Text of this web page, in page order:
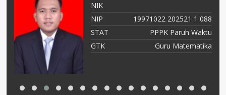
NIK
NIP
19971022 202521 1 088
STAT
PPPK Paruh Waktu
GTK
Guru Matematika